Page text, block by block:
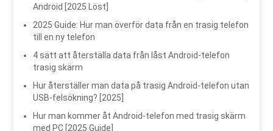
Android [2025 Löst]
2025 Guide: Hur man överför data från en trasig telefon
till en ny telefon
4 sätt att återställa data från låst Android-telefon
trasig skärm
Hur återställer man data på trasig Android-telefon utan
USB-felsökning? [2025]
Hur man kommer åt Android-telefon med trasig skärm
med PC [2025 Guide]